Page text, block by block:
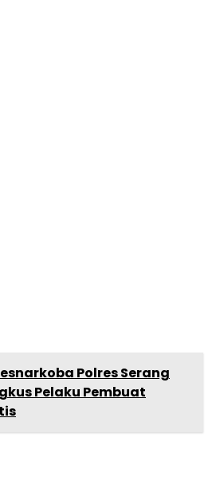
Polres Serang
Pelaku Pembuat